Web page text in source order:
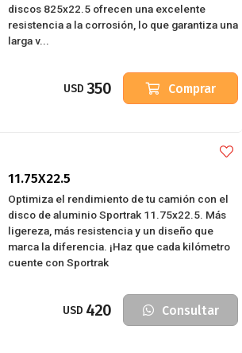
discos 825x22.5 ofrecen una excelente
resistencia a la corrosión, lo que garantiza una
larga v...
USD 350 Comprar
11.75X22.5
Optimiza el rendimiento de tu camión con el
disco de aluminio Sportrak 11.75x22.5. Más
ligereza, más resistencia y un diseño que
marca la diferencia. ¡Haz que cada kilómetro
cuente con Sportrak
USD 420 Consultar